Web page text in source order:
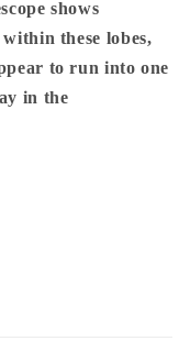
shows
these lobes,
to run into one
in the